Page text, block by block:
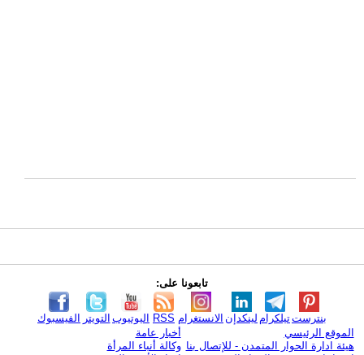
تابعونا على:
الفيسبوك التويتر اليوتيوب RSS الانستغرام لينكدإن تيلكرامبنترست
الموقع الرئيسي
هيئة ادارة الحوار المتمدن - للإتصال بنا
أخبار عامة
وكالة أنباء المرأة